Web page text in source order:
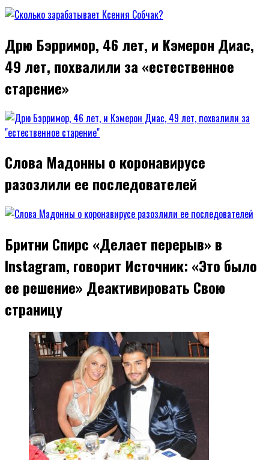
Дрю Бэрримор, 46 лет, и Кэмерон Диас,
49 лет, похвалили за «естественное
старение»
Слова Мадонны о коронавирусе
разозлили ее последователей
Бритни Спирс «Делает перерыв» в
Instagram, говорит Источник: «Это было
ее решение» Деактивировать Свою
страницу